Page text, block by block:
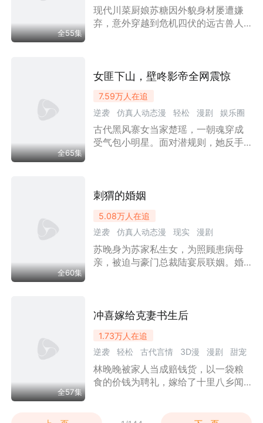
统解绑、滤镜失效，被判终身劳役抵
债。后宫妃嫔摒弃雌竞转型创业创
全55集
穿越时空
现代川菜厨娘苏糖因外貌身材屡遭嫌
弃，意外穿越到危机四伏的远古兽人
疑、野性的生存法则和潜藏的敌意，
新工具带进蛮荒，也在被坚定选择中
慢慢找回自信，开启一段又甜又野的
跨时空恋爱。
全65集
女匪下山，壁咚影帝全网震惊
7.59万人在追
逆袭
仿真人动态漫 轻松 漫剧
娱乐圈
现代奇幻
甜宠 情感流
古代黑风寨女当家楚瑶，一朝魂穿成
受气包小明星。面对潜规则，她反手
秦珏试图“驯服”这匹野马，却反被她直
硬核实力杀穿娱乐圈，带着小弟们建
立新秩序，顺便把霸总变成自己的“压
寨夫人”！
全60集
刺猬的婚姻
5.08万人在追
逆袭
仿真人动态漫 现实
漫剧
现代言情
家庭 总裁 甜宠
情感流
女性成长
苏晚身为苏家私生女，为照顾患病母
亲，被迫与豪门总裁陆宴辰联姻。婚
名外出做化妆师，努力独立生活。陆
引，一改往日冷漠，默默守护她，并
着手调查苏晚母亲十年前溺水被害的
隐情。两人在一次次交锋、误会与并
肩作战中解开隔阂，联手揭穿苏雨桐
全57集
冲喜嫁给克妻书生后
1.73万人在追
逆袭
轻松 古代言情 3D漫 漫剧
甜宠
女性成长
林晚晚被家人当成赔钱货，以一袋粮
食的价钱为聘礼，嫁给了十里八乡闻
着看她守寡受苦。可谁也没想到，嫁